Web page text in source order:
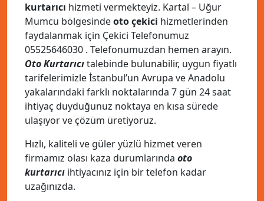
kurtarıcı hizmeti vermekteyiz. Kartal – Uğur
Mumcu bölgesindeoto çekici hizmetlerinden
faydalanmak için Çekici Telefonumuz
05525646030 . Telefonumuzdan hemen arayın.
Oto Kurtarıcıtalebinde bulunabilir, uygun fiyatlı
tarifelerimizle İstanbul’un Avrupa ve Anadolu
yakalarındaki farklı noktalarında 7 gün 24 saat
ihtiyaç duyduğunuz noktaya en kısa sürede
ulaşıyor ve çözüm üretiyoruz.
Hızlı, kaliteli ve güler yüzlü hizmet veren
firmamız olası kaza durumlarında oto
kurtarıcı ihtiyacınız için bir telefon kadar
uzağınızda.